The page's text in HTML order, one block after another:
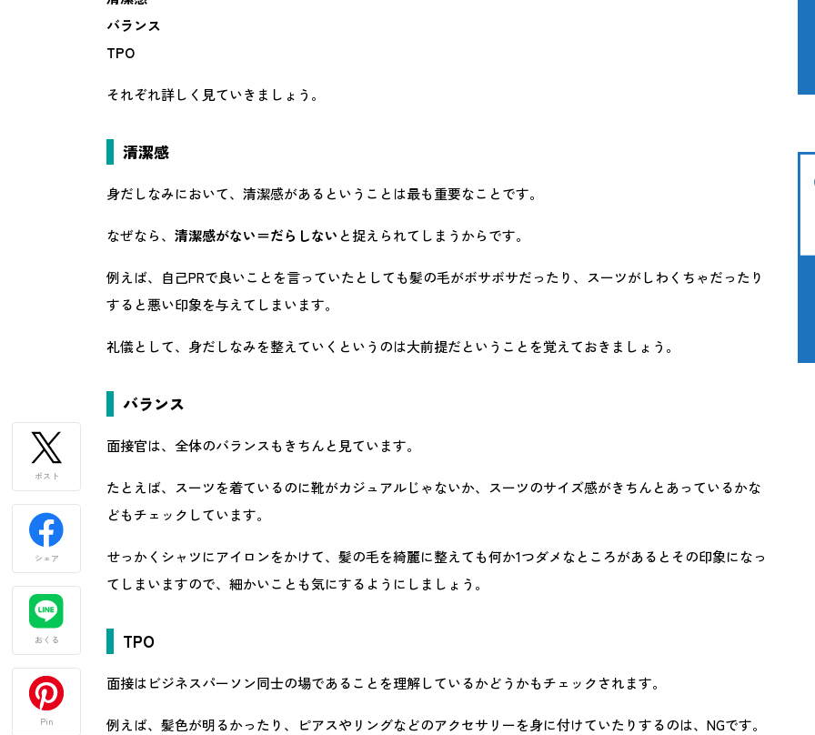
バランス
TPO
それぞれ詳しく見ていきましょう。
清潔感
身だしなみにおいて、清潔感があるということは最も重要なことです。
なぜなら、 清潔感がない＝だらしない と捉えられてしまうからです。
例えば、自己PRで良いことを言っていたとしても髪の毛がボサボサだったり、スーツがしわくちゃだったり
すると悪い印象を与えてしまいます。
礼儀として、身だしなみを整えていくというのは大前提だということを覚えておきましょう。
バランス
面接官は、全体のバランスもきちんと見ています。
たとえば、スーツを着ているのに靴がカジュアルじゃないか、スーツのサイズ感がきちんとあっているかな
どもチェックしています。
せっかくシャツにアイロンをかけて、髪の毛を綺麗に整えても何か1つダメなところがあるとその印象になっ
てしまいますので、細かいことも気にするようにしましょう。
TPO
面接はビジネスパーソン同士の場であることを理解しているかどうかもチェックされます。
例えば、髪色が明るかったり、ピアスやリングなどのアクセサリーを身に付けていたりするのは、NGです。
ポスト
シェア
おくる
Pin